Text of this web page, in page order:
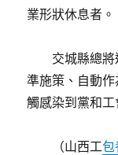
業形狀休息者。
交城縣總
準施策、自動
觸感染到黨和工
（山西工包